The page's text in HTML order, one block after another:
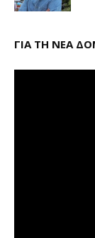
ΓΙΑ ΤΗ ΝΕΑ